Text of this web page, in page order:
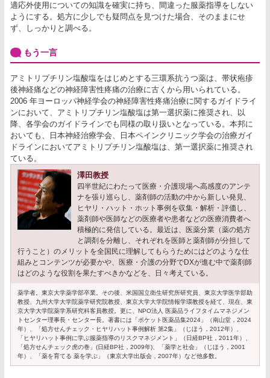
適応外使用についての知識を確実に持ち、間違った服薬指導をしない
ようにする。処方に少しでも疑問点を見つけた場合、そのままにせ
ず、しっかりと調べる。
もう一言
アミトリプチリン塩酸塩をはじめとする三環系抗うつ薬は、帯状疱疹
後神経痛などの神経障害性疼痛の治療に古くから用いられている。
2006 年ヨーロッパ神経学会の神経障害性疼痛治療に関するガイドライ
ンにおいて、アミトリプチリン塩酸塩は第一選択薬に推奨され、以
降、各学会のガイドラインでも同様の取り扱いとなっている。本邦に
おいても、日本神経治療学会、日本ペインクリニック学会の治療ガイ
ドラインにおいてアミトリプチリン塩酸塩は、第一選択薬に推奨され
ている。
澤田教授
四半世紀にわたって医療・介護現場へ高感度のアンテ
ナを張り巡らし、薬剤師の活動の中から新しい発見、
ヒヤリ・ハット・ホット事例を収集・解析・評価し、
薬剤師や医師などの医療者や患者などの医療消費者へ
積極的に発信している。最近は、医薬分業（薬の処方
と調剤を分離し、それぞれを医師と薬剤師が分担して
行うこと）のメリットを全国民に理解してもらうためにはどのような仕
組みとコンテンツが必要かや、医療・介護の分野でDXが進む中で薬剤師
はどのような役割を果たすべきかなどを、日々考えている。
薬学者。東京大学薬学部卒業。その後、米国国立衛生研究所研究員、東京大学医学部助
教授、九州大学大学院薬学研究院教授、東京大学大学院情報学環教授を経て、現在、東
京大学大学院薬学系研究科客員教授。更に、NPO法人 医薬品ライフタイムマネジメン
トセンター理事長・センター長。著書には「ポケット医薬品集2024」（南山堂，2024
年）、「処方せんチェック・ヒヤリハット事例解析 第2集」（じほう，2012年）、
「ヒヤリハット事例に学ぶ服薬指導のリスクマネジメント」（日経BP社，2011年）、
「処方せんチェック虎の巻」(日経BP社，2009年)、「薬学と社会」（じほう，2001
年）、「薬を育てる 薬を学ぶ」（東京大学出版会，2007年）など他多数。